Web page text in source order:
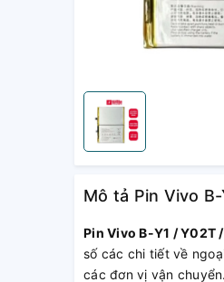
Mô tả Pin Vivo
Pin Vivo B-Y1 / Y02T
số các chi tiết về
các đơn vị vận